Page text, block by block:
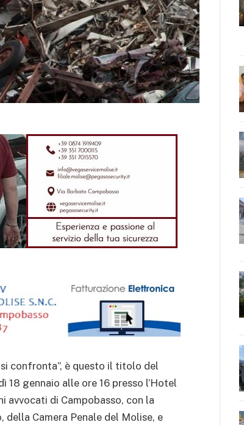
confronta”, è questo il titolo del
18 gennaio alle ore 16 presso l’Hotel
avvocati di Campobasso, con la
della Camera Penale del Molise, e